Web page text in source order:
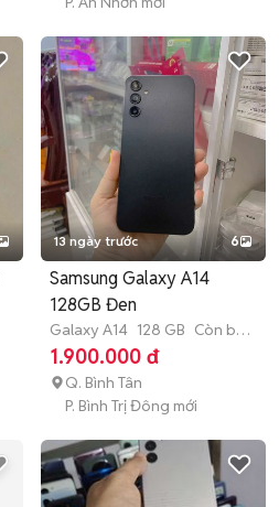
13 ngày trước 6
Samsung Galaxy A14
128GB Đen
Galaxy A14 128 GB Còn bảo
hành
1.900.000 đ
Q. Bình Tân
P. Bình Trị Đông mới